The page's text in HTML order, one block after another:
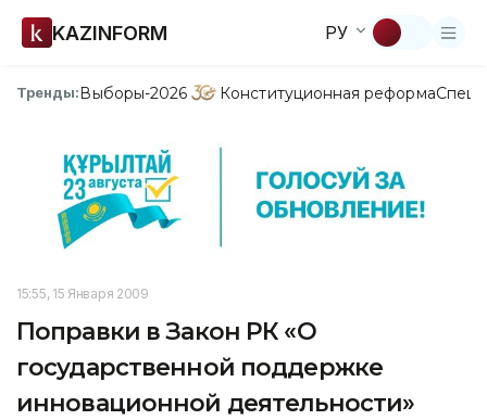
KAZINFORM РУ
Тренды:Выборы-2026 Конституционная реформа
15:55, 15 Января 2009
Поправки в Закон РК «О
государственной поддержке
инновационной деятельности»